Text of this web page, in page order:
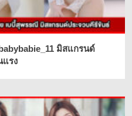
มิสแกรนด์
แรง